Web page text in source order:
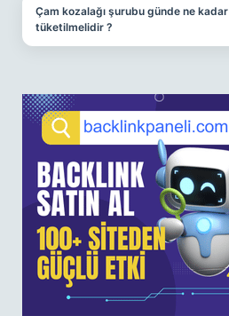
Çam kozalağı şurubu günde ne kadar
tüketilmelidir ?